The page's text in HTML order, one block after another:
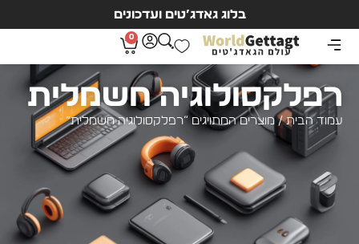
בלוג גאדג’טים ועדכונים
0
רפלקסולוגיה חשמלית
עמוד הבית/ מוצרים המתויגים “רפלקסולוגיה חשמלית”